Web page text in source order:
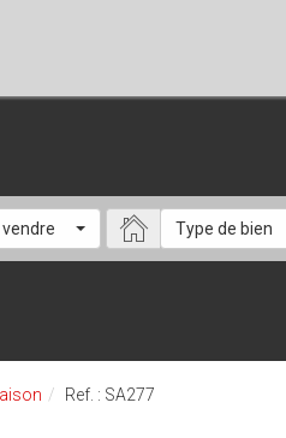
Type de bien
Ref. : SA277